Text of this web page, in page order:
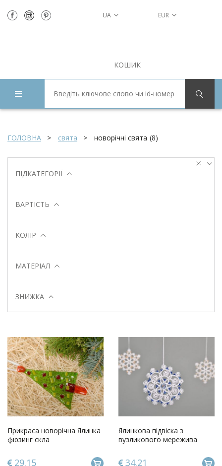
UA EUR
КОШИК
ГОЛОВНА свята новорічні свята (8)
ПІДКАТЕГОРІЇ
ВАРТІСТЬ
КОЛІР
МАТЕРІАЛ
ЗНИЖКА
Прикраса новорічна Ялинка
фюзинг скла
29.15
Ялинкова підвіска з
вузликового мережива
34.21